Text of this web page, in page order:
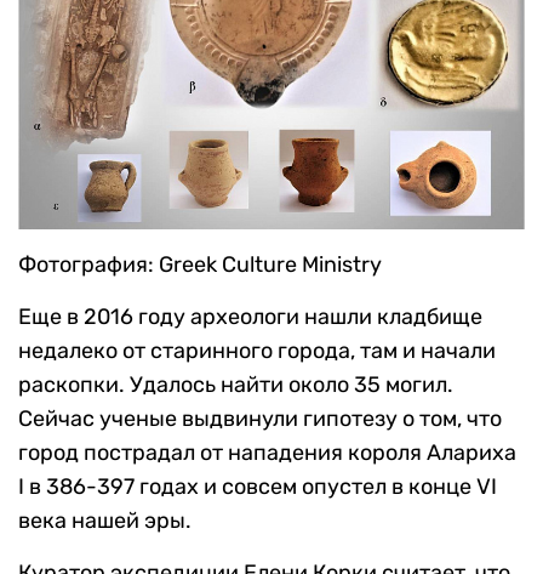
Фотография: Greek Culture Ministry
Еще в 2016 году археологи нашли кладбище
недалеко от старинного города, там и начали
раскопки. Удалось найти около 35 могил.
Сейчас ученые выдвинули гипотезу о том, что
город пострадал от нападения короля Алариха
I в 386-397 годах и совсем опустел в конце VI
века нашей эры.